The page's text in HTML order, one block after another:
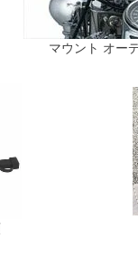
マウント オー